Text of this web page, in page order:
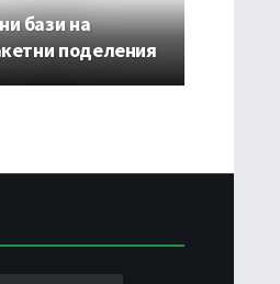
бази на
поделения